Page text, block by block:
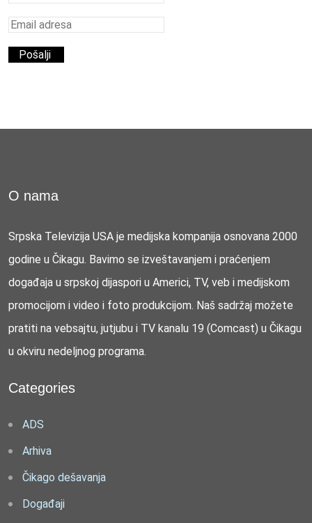
O nama
Srpska Televizija USA je medijska kompanija osnovana 2000
godine u Čikagu. Bavimo se izveštavanjem i praćenjem
događaja u srpskoj dijaspori u Americi, TV, veb i medijskom
promocijom i video i foto produkcijom. Naš sadržaj možete
pratiti na vebsajtu, jutjubu i TV kanalu 19 (Comcast) u Čikagu
u okviru nedeljnog programa.
Categories
ADS
Arhiva
Čikago dešavanja
Događaji